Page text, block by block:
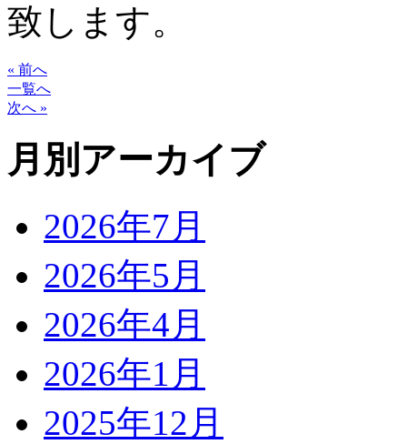
致します。
« 前へ
一覧へ
次へ »
月別アーカイブ
2026年7月
2026年5月
2026年4月
2026年1月
2025年12月